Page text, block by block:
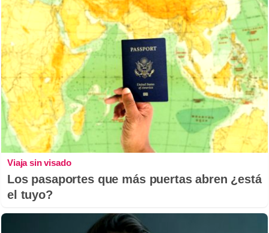
Viaja sin visado
Los pasaportes que más puertas abren ¿está
el tuyo?